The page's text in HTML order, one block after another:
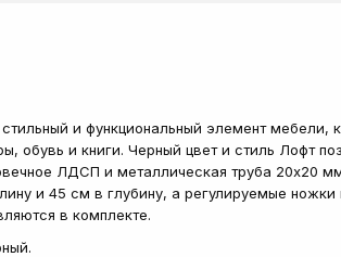
и функциональный элемент мебели,
обувь и книги. Черный цвет и стиль Лофт
ЛДСП и металлическая труба 20х20
и 45 см в глубину, а регулируемые
в комплекте.